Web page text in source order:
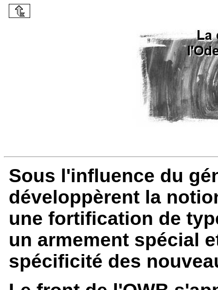
Sous l'influence du
développèrent la
une fortification de
un armement spécial
spécificité des